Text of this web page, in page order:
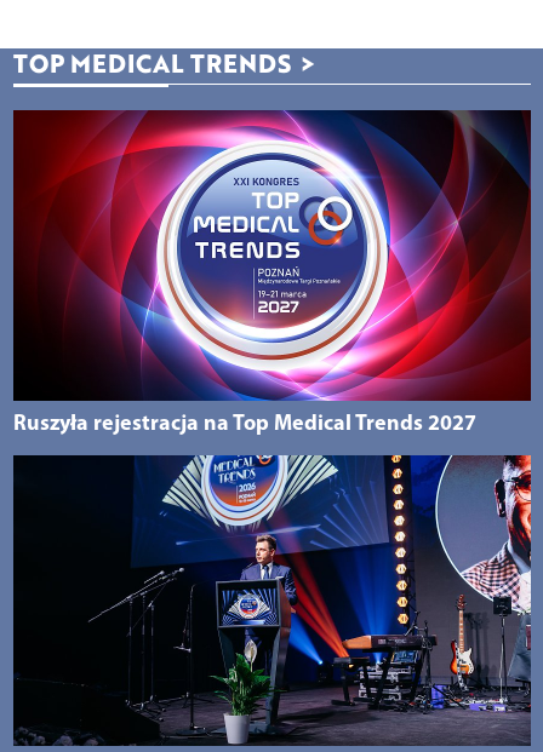
TOP MEDICAL TRENDS >
Ruszyła rejestracja na Top Medical Trends 2027